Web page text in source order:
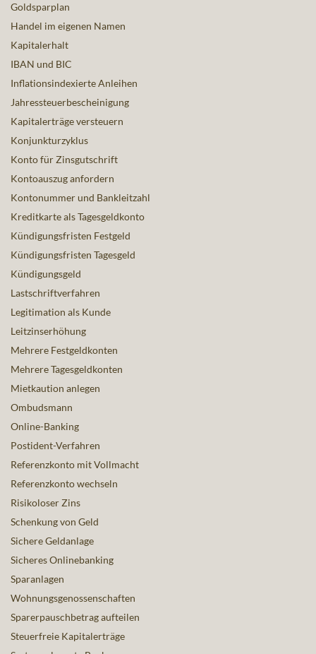
Goldsparplan
Handel im eigenen Namen
Kapitalerhalt
IBAN und BIC
Inflationsindexierte Anleihen
Jahressteuerbescheinigung
Kapitalerträge versteuern
Konjunkturzyklus
Konto für Zinsgutschrift
Kontoauszug anfordern
Kontonummer und Bankleitzahl
Kreditkarte als Tagesgeldkonto
Kündigungsfristen Festgeld
Kündigungsfristen Tagesgeld
Kündigungsgeld
Lastschriftverfahren
Legitimation als Kunde
Leitzinserhöhung
Mehrere Festgeldkonten
Mehrere Tagesgeldkonten
Mietkaution anlegen
Ombudsmann
Online-Banking
Postident-Verfahren
Referenzkonto mit Vollmacht
Referenzkonto wechseln
Risikoloser Zins
Schenkung von Geld
Sichere Geldanlage
Sicheres Onlinebanking
Sparanlagen
Wohnungsgenossenschaften
Sparerpauschbetrag aufteilen
Steuerfreie Kapitalerträge